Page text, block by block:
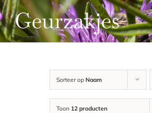
HET PROJECT
DE VISIE
Geurzakjes
Sorteer op Naam
Toon 12 producten